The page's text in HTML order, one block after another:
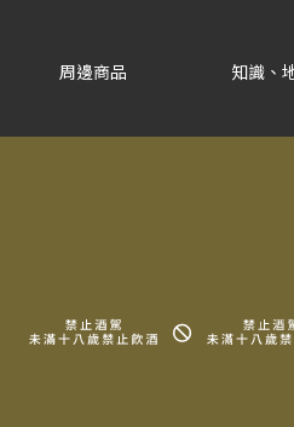
周邊商品 知識、